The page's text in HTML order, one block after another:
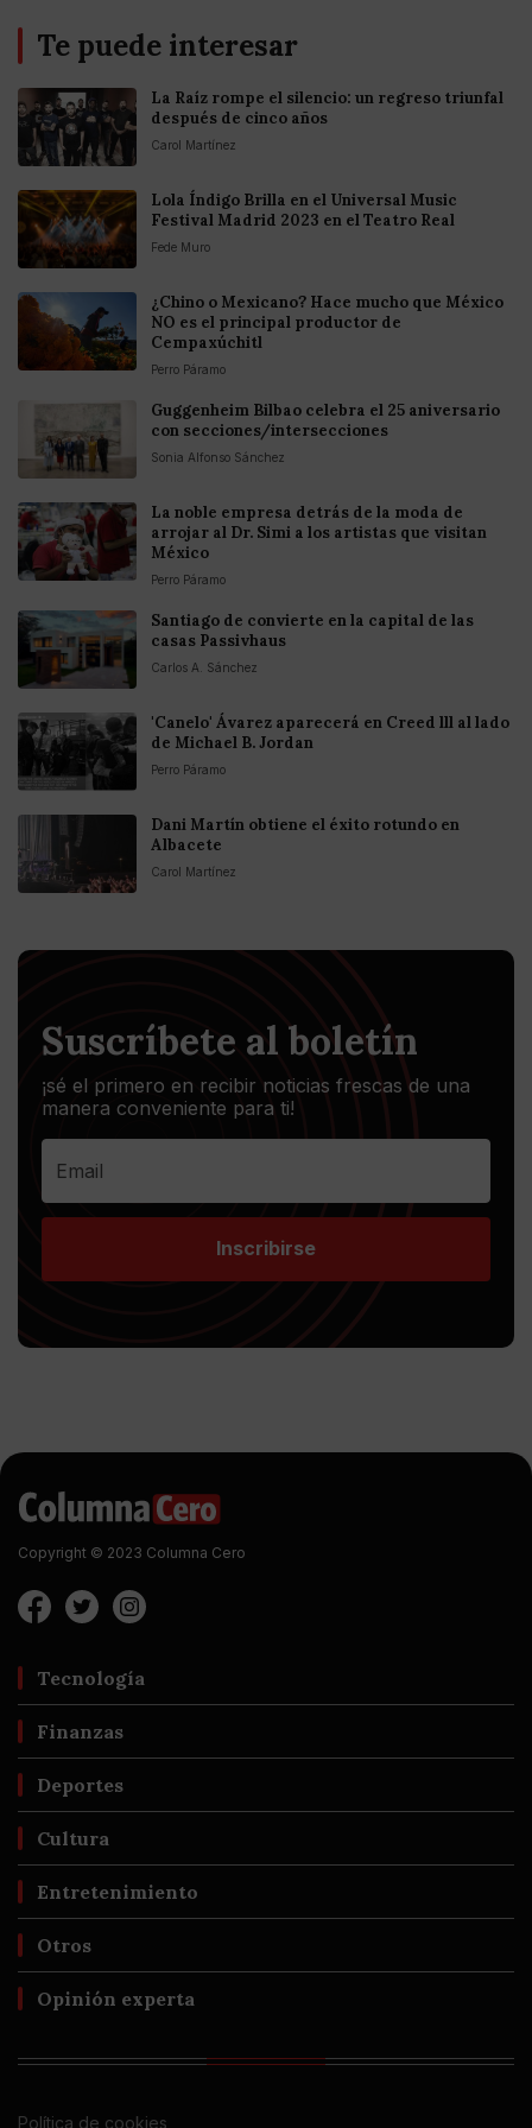
Te puede interesar
La Raíz rompe el silencio: un regreso triunfal
después de cinco años
Carol Martínez
Lola Índigo Brilla en el Universal Music
Festival Madrid 2023 en el Teatro Real
Fede Muro
¿Chino o Mexicano? Hace mucho que México
NO es el principal productor de
Cempaxúchitl
Perro Páramo
Guggenheim Bilbao celebra el 25 aniversario
con secciones/intersecciones
Sonia Alfonso Sánchez
La noble empresa detrás de la moda de
arrojar al Dr. Simi a los artistas que visitan
México
Perro Páramo
Santiago de convierte en la capital de las
casas Passivhaus
Carlos A. Sánchez
'Canelo' Ávarez aparecerá en Creed lll al lado
de Michael B. Jordan
Perro Páramo
Dani Martín obtiene el éxito rotundo en
Albacete
Carol Martínez
Suscríbete al boletín
¡sé el primero en recibir noticias frescas de una
manera conveniente para ti!
Inscribirse
Copyright © 2023 Columna Cero
Tecnología
Finanzas
Deportes
Cultura
Entretenimiento
Otros
Opinión experta
Política de cookies